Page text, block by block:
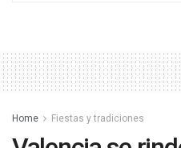
Home Fiestas y tradiciones